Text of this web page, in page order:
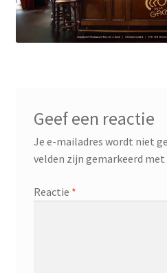
Geef een reactie
Je e-mailadres wordt niet
velden zijn gemarkeerd met
Reactie *